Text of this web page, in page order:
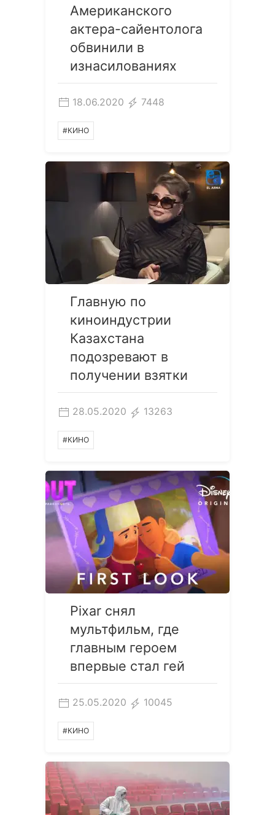
Американского
актера-сайентолога
обвинили в
изнасилованиях
18.06.2020 7448
#КИНО
Главную по
киноиндустрии
Казахстана
подозревают в
получении взятки
28.05.2020 13263
#КИНО
Pixar снял
мультфильм, где
главным героем
впервые стал гей
25.05.2020 10045
#КИНО